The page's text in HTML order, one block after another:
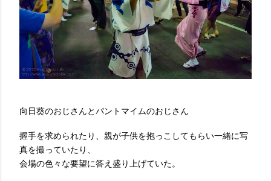
向日葵のおじさんとパントマイムのおじさん
握手を求められたり、親が子供を抱っこしてもらい一緒に写
真を撮っていたり、
会場の色々な要望に答え盛り上げていた。